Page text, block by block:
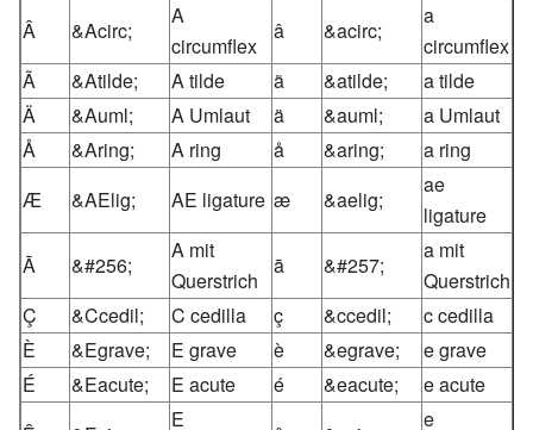
Â
&Acirc;
A
circumflex
â &acirc;
a
circumflex
Ã
&Atilde; A tilde ã &atilde;
a tilde
Ä
&Auml; A Umlaut ä &auml;
a Umlaut
Å
&Aring; A ring å &aring;
a ring
Æ
&AElig; AE ligature æ &aelig;
ae
ligature
Ā
&#256;
A mit
Querstrich
ā &#257;
a mit
Querstrich
Ç
&Ccedil; C cedilla ç &ccedil;
c cedilla
È
&Egrave; E grave è &egrave;
e grave
É
&Eacute; E acute é &eacute;
e acute
E e